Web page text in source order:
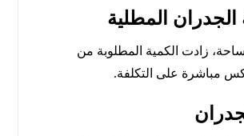
زادت الكمية المطلوبة من
مباشرة على التكلفة.